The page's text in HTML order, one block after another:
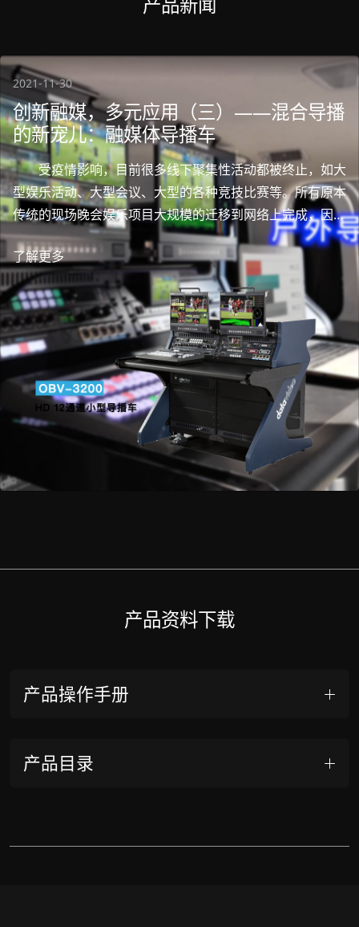
产品新闻
2021-11-30
创新融媒，多元应用（三）——混合导播
的新宠儿：融媒体导播车
受疫情影响，目前很多线下聚集性活动都被终止，如大
型娱乐活动、大型会议、大型的各种竞技比赛等。所有原本
传统的现场晚会娱乐项目大规模的迁移到网络上完成，因此
混合导播这个新概念应运而生。在此篇文章之前想必大家已
经了解了洋铭不同系统的混合导播实现形式，那么今天小编
要介绍的是另一种适合大中型活动混合导播的解决方案——
它就是Datavideo洋铭灵活多用型融媒体导播车OBV-
3200。
了解更多
产品资料下载
产品操作手册
产品目录